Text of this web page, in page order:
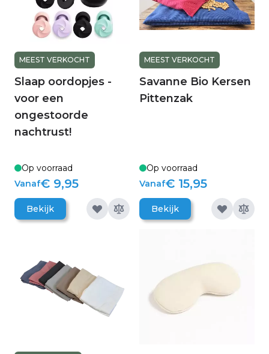
MEEST VERKOCHT
Slaap oordopjes -
voor een
ongestoorde
nachtrust!
Op voorraad
Vanaf€ 9,95
Bekijk
MEEST VERKOCHT
Savanne Bio Kersen
Pittenzak
Op voorraad
Vanaf€ 15,95
Bekijk